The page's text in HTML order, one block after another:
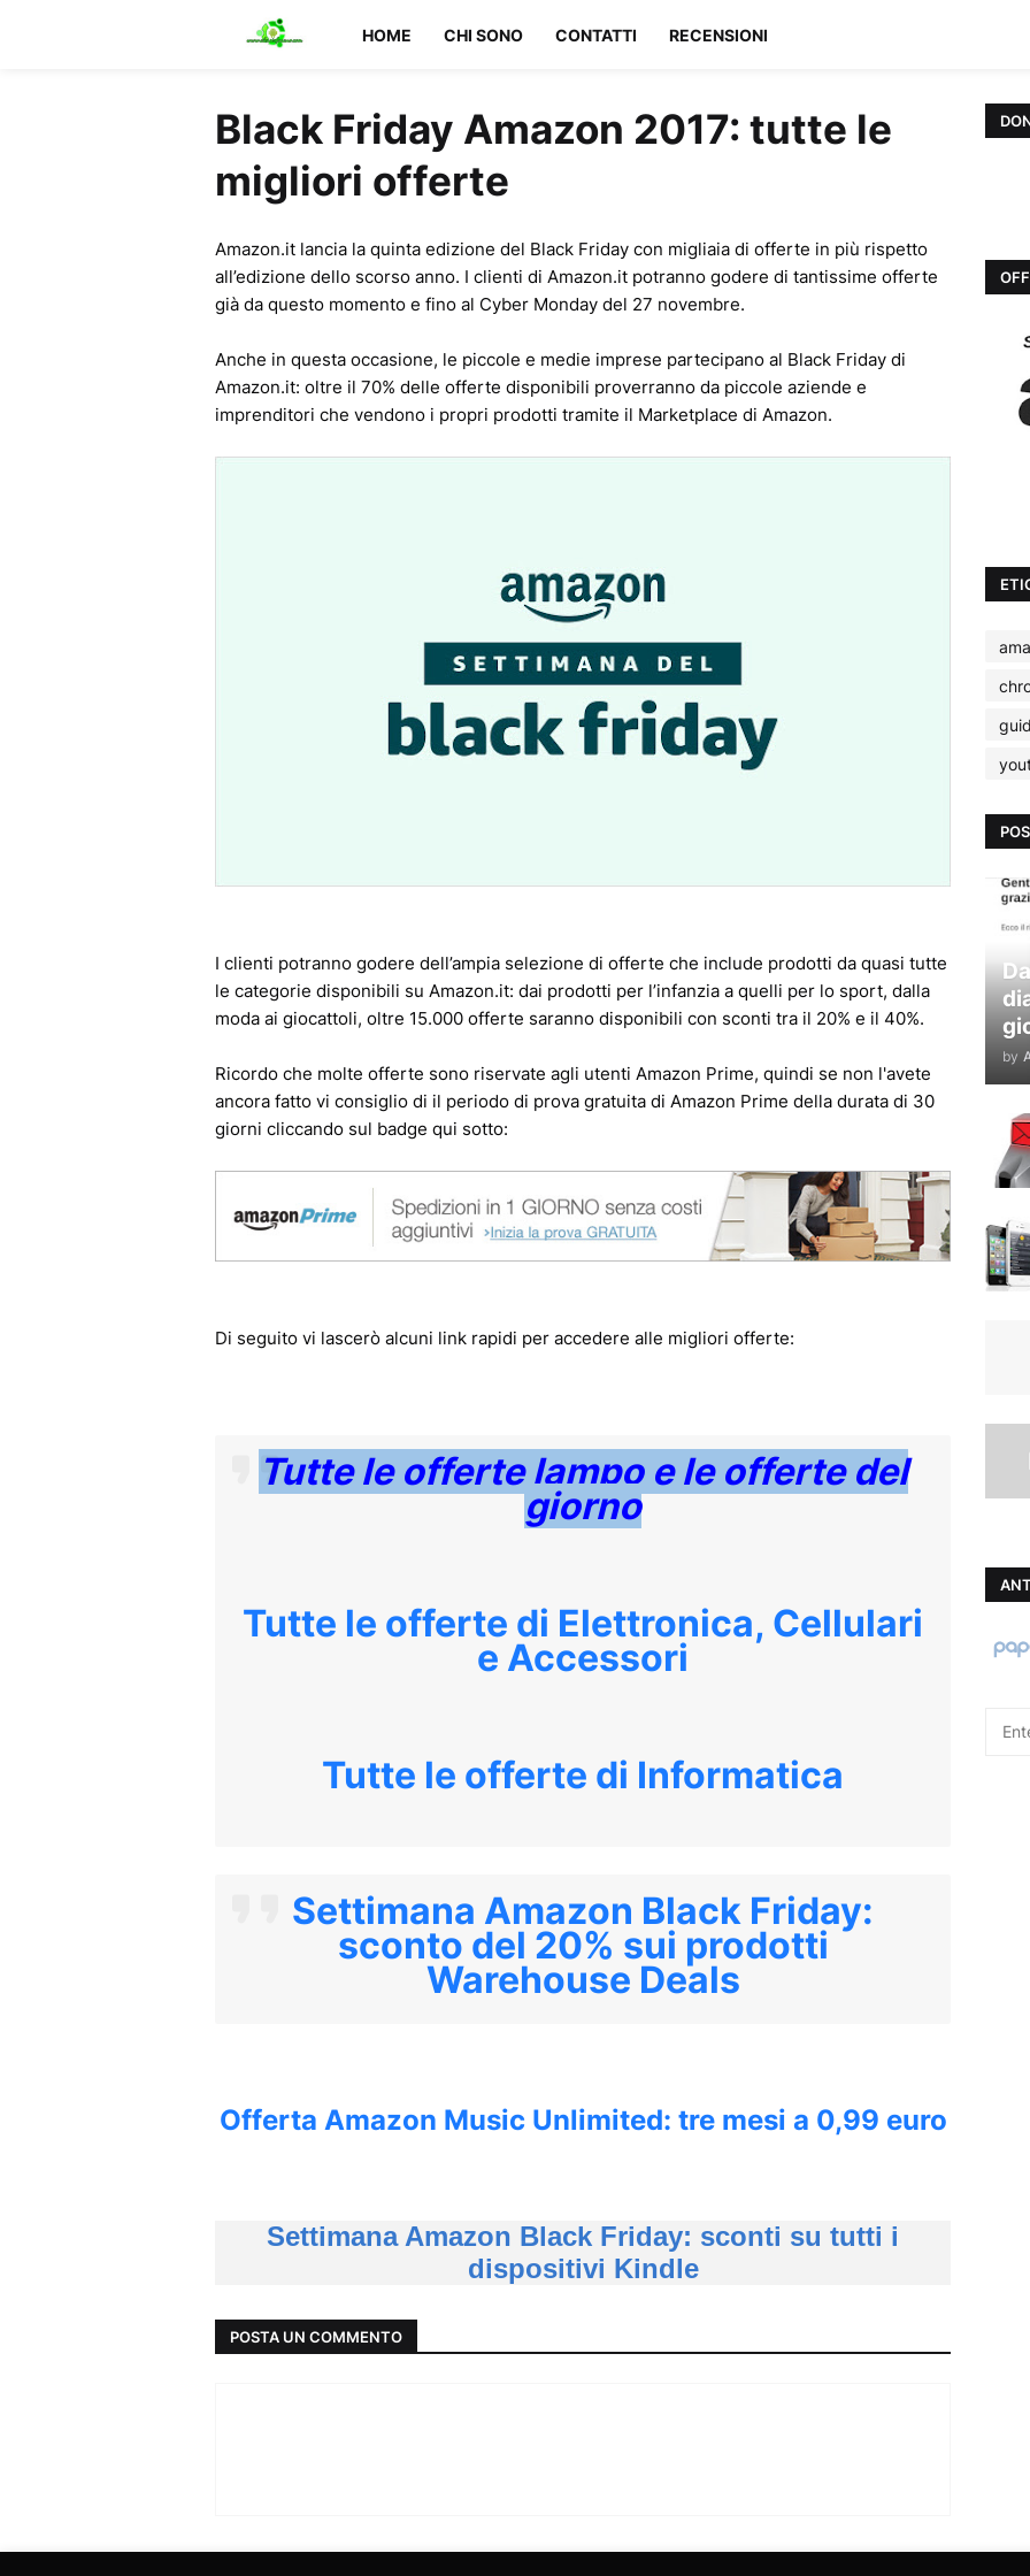
HOME CHI SONO CONTATTI RECENSIONI
Black Friday Amazon 2017: tutte le
migliori offerte
Amazon.it lancia la quinta edizione del Black Friday con migliaia di offerte in più rispetto
all’edizione dello scorso anno. I clienti di Amazon.it potranno godere di tantissime offerte
già da questo momento e fino al Cyber Monday del 27 novembre.
Anche in questa occasione, le piccole e medie imprese partecipano al Black Friday di
Amazon.it: oltre il 70% delle offerte disponibili proverranno da piccole aziende e
imprenditori che vendono i propri prodotti tramite il Marketplace di Amazon.
I clienti potranno godere dell’ampia selezione di offerte che include prodotti da quasi tutte
le categorie disponibili su Amazon.it: dai prodotti per l’infanzia a quelli per lo sport, dalla
moda ai giocattoli, oltre 15.000 offerte saranno disponibili con sconti tra il 20% e il 40%.
Ricordo che molte offerte sono riservate agli utenti Amazon Prime, quindi se non l'avete
ancora fatto vi consiglio di il periodo di prova gratuita di Amazon Prime della durata di 30
giorni cliccando sul badge qui sotto:
Di seguito vi lascerò alcuni link rapidi per accedere alle migliori offerte:
Tutte le offerte lampo e le offerte del
giorno
Tutte le offerte di Elettronica, Cellulari
e Accessori
Tutte le offerte di Informatica
Settimana Amazon Black Friday:
sconto del 20% sui prodotti
Warehouse Deals
Offerta Amazon Music Unlimited: tre mesi a 0,99 euro
Settimana Amazon Black Friday: sconti su tutti i
dispositivi Kindle
POSTA UN COMMENTO
by